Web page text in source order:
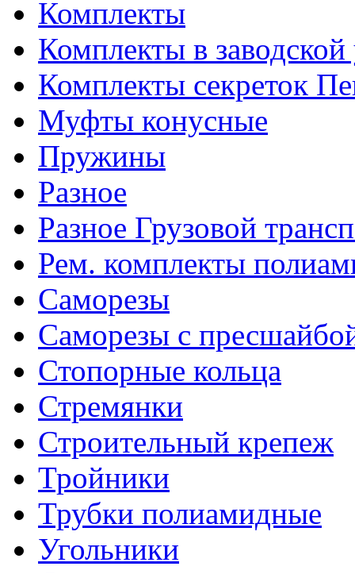
Комплекты
Комплекты в заводской
Комплекты секреток
Муфты конусные
Пружины
Разное
Разное Грузовой
Рем. комплекты
Саморезы
Саморезы с
Стопорные кольца
Стремянки
Строительный крепеж
Тройники
Трубки полиамидные
Угольники